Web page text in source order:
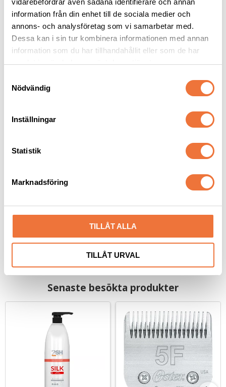
information från din enhet till de sociala medier och
annons- och analysföretag som vi samarbetar med.
Dessa kan i sin tur kombinera informationen med annan
information som du har tillhandahållit eller som de har
samlat in när du har använt deras tjänster.
Nödvändig
Inställningar
Statistik
Marknadsföring
TILLÅT ALLA
TILLÅT URVAL
Andra köpte även
Oster skär #15
399kr
PSH Pro Groomers Bio
99kr
Senaste besökta produkter